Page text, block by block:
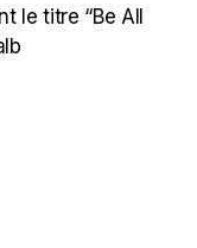
le titre “Be All